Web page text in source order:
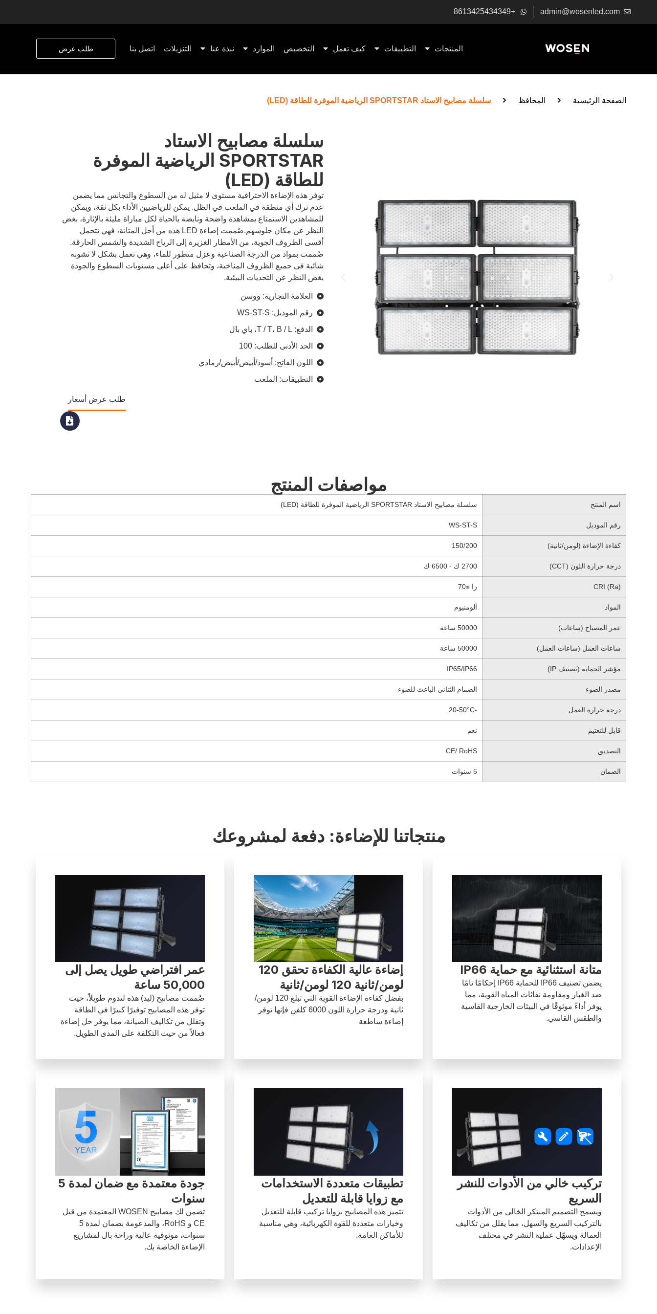
admin@wosenled.com
+8613425434349
المنتجات التطبيقات كيف تعمل التخصيص الموارد نبذة عنا التنزيلات اتصل بنا طلب عرض
الصفحة الرئيسية المحافظ سلسلة مصابيح الاستاد SPORTSTAR الرياضية الموفرة للطاقة (LED)
سلسلة مصابيح الاستاد
SPORTSTAR الرياضية الموفرة
للطاقة (LED)
توفر هذه الإضاءة الاحترافية مستوى لا مثيل له من السطوع والتجانس مما يضمن
عدم ترك أي منطقة في الملعب في الظل. يمكن للرياضيين الأداء بكل ثقة، ويمكن
للمشاهدين الاستمتاع بمشاهدة واضحة ونابضة بالحياة لكل مباراة مليئة بالإثارة، بغض
النظر عن مكان جلوسهم.صُممت إضاءة LED هذه من أجل المتانة، فهي تتحمل
أقسى الظروف الجوية، من الأمطار الغزيرة إلى الرياح الشديدة والشمس الحارقة.
صُممت بمواد من الدرجة الصناعية وعزل متطور للماء، وهي تعمل بشكل لا تشوبه
شائبة في جميع الظروف المناخية، وتحافظ على أعلى مستويات السطوع والجودة
بغض النظر عن التحديات البيئية.
العلامة التجارية: ووسن
رقم الموديل: WS-ST-S
الدفع: T / T، B / L، باي بال
الحد الأدنى للطلب: 100
اللون الفاتح: أسود/أبيض/أبيض/رمادي
التطبيقات: الملعب
طلب عرض أسعار
مواصفات المنتج
اسم المنتج سلسلة مصابيح الاستاد SPORTSTAR الرياضية الموفرة للطاقة (LED)
رقم الموديل WS-ST-S
كفاءة الإضاءة (لومن/ثانية) 150/200
درجة حرارة اللون (CCT) 2700 ك - 6500 ك
CRI (Ra) را ≥70
المواد ألومنيوم
عمر المصباح (ساعات) 50000 ساعة
ساعات العمل (ساعات العمل) 50000 ساعة
مؤشر الحماية (تصنيف IP) IP65/IP66
مصدر الضوء الصمام الثنائي الباعث للضوء
درجة حرارة العمل -20-50°C
قابل للتعتيم نعم
التصديق CE/ RoHS
الضمان 5 سنوات
منتجاتنا للإضاءة: دفعة لمشروعك
متانة استثنائية مع حماية IP66
يضمن تصنيف IP66 للحماية IP66 إحكامًا تامًا
ضد الغبار ومقاومة نفاثات المياه القوية، مما
يوفر أداءً موثوقًا في البيئات الخارجية القاسية
والطقس القاسي.
إضاءة عالية الكفاءة تحقق 120
لومن/ثانية 120 لومن/ثانية
بفضل كفاءة الإضاءة القوية التي تبلغ 120 لومن/
ثانية ودرجة حرارة اللون 6000 كلفن فإنها توفر
إضاءة ساطعة
عمر افتراضي طويل يصل إلى
50,000 ساعة
صُممت مصابيح (ليد) هذه لتدوم طويلاً، حيث
توفر هذه المصابيح توفيرًا كبيرًا في الطاقة
وتقلل من تكاليف الصيانة، مما يوفر حل إضاءة
فعالاً من حيث التكلفة على المدى الطويل.
تركيب خالي من الأدوات للنشر
السريع
ويسمح التصميم المبتكر الخالي من الأدوات
بالتركيب السريع والسهل، مما يقلل من تكاليف
العمالة ويسهّل عملية النشر في مختلف
الإعدادات.
تطبيقات متعددة الاستخدامات
مع زوايا قابلة للتعديل
تتميز هذه المصابيح بزوايا تركيب قابلة للتعديل
وخيارات متعددة للقوة الكهربائية، وهي مناسبة
للأماكن العامة.
جودة معتمدة مع ضمان لمدة 5
سنوات
تضمن لك مصابيح WOSEN المعتمدة من قبل
CE و RoHS، والمدعومة بضمان لمدة 5
سنوات، موثوقية عالية وراحة بال لمشاريع
الإضاءة الخاصة بك.